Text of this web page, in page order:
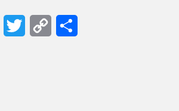
Messenger
Twitter
Copy